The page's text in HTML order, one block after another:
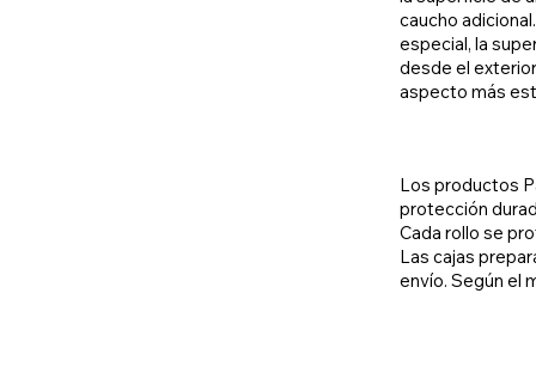
caucho
especial, la
desde el
aspecto más
Los productos
protección
Cada rollo se
Las cajas
envío. Según el